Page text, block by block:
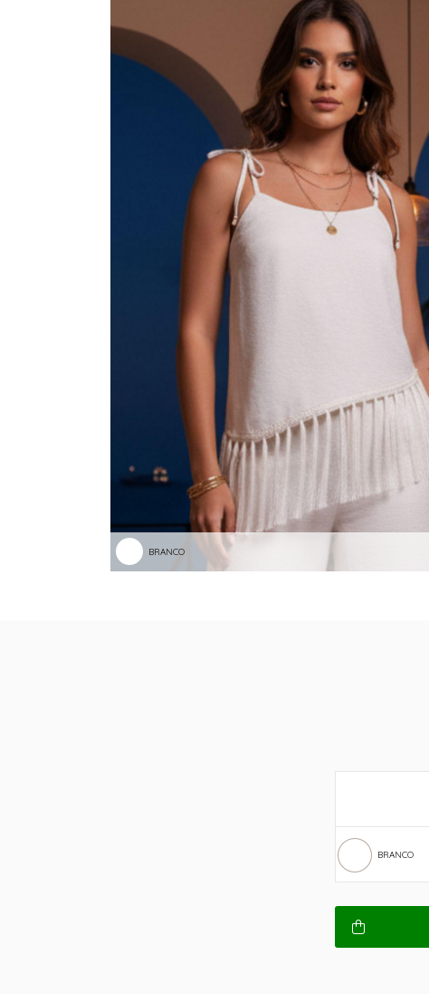
CAMISAS
CONJUNTOS
CROPPED
JAQUETAS
MACACÃO E MACAQUINHO
SAIAS
SHORTS
TOPPER
VESTIDOS
BRANCO
BRANCO